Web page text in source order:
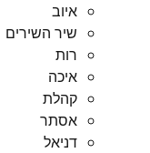
איוב
שיר השירים
רות
איכה
קהלת
אסתר
דניאל